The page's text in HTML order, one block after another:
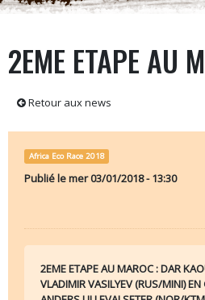
2EME ETAPE AU
Retour aux news
Africa Eco Race 2018
Publié lemer 03/01/2018 - 13:30
2EME ETAPE AU MAROC : DAR
VLADIMIR VASILYEV (RUS/MINI)